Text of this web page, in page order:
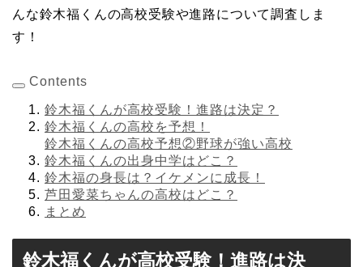
んな鈴木福くんの高校受験や進路について調査しま
す！
Contents
鈴木福くんが高校受験！進路は決定？
鈴木福くんの高校を予想！
鈴木福くんの高校予想②野球が強い高校
鈴木福くんの出身中学はどこ？
鈴木福の身長は？イケメンに成長！
芦田愛菜ちゃんの高校はどこ？
まとめ
鈴木福くんが高校受験！進路は決